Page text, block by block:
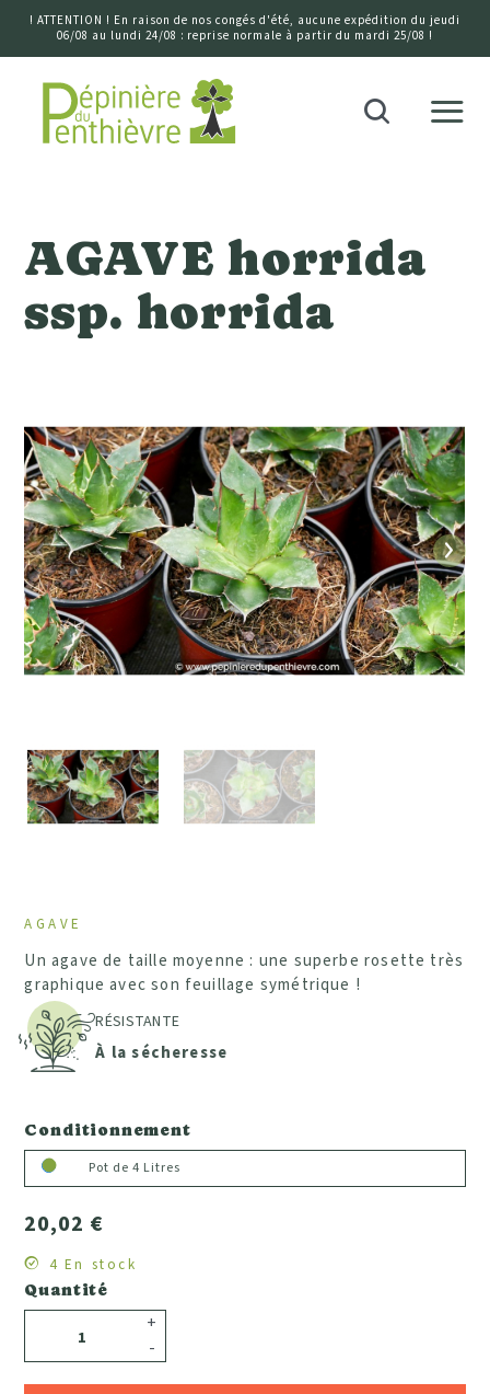
! ATTENTION ! En raison de nos congés d'été, aucune expédition du jeudi
06/08 au lundi 24/08 : reprise normale à partir du mardi 25/08 !
Accueil
Précédent
AGAVE horrida
ssp. horrida
AGAVE
Un agave de taille moyenne : une superbe rosette très
graphique avec son feuillage symétrique !
RÉSISTANTE
À la sécheresse
Conditionnement
Pot de 4 Litres
20,02 €
Quantité
-
+
4 En stock